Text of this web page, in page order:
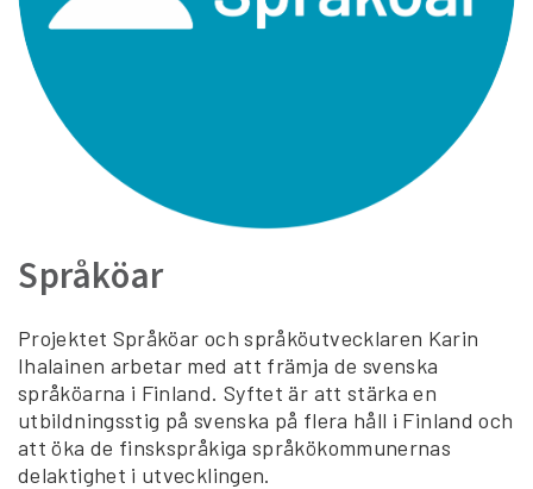
Språköar
Projektet Språköar och språköutvecklaren Karin
Ihalainen arbetar med att främja de svenska
språköarna i Finland. Syftet är att stärka en
utbildningsstig på svenska på flera håll i Finland och
att öka de finskspråkiga språkökommunernas
delaktighet i utvecklingen.